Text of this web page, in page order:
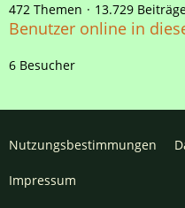
472 Themen 13.729
Benutzer online in
6 Besucher
Nutzungsbestimmungen
Impressum